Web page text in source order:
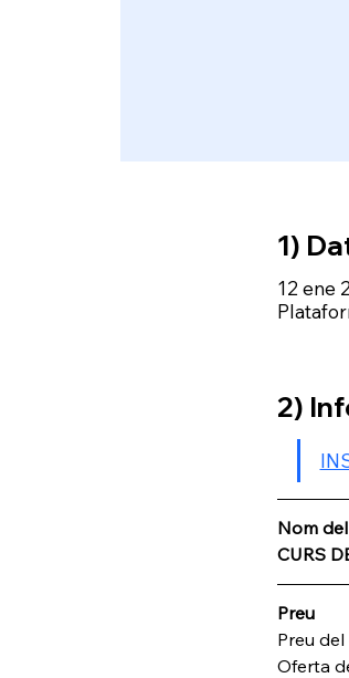
1)
12 ene
2)
Nom
CURS
Preu
Preu del
Oferta